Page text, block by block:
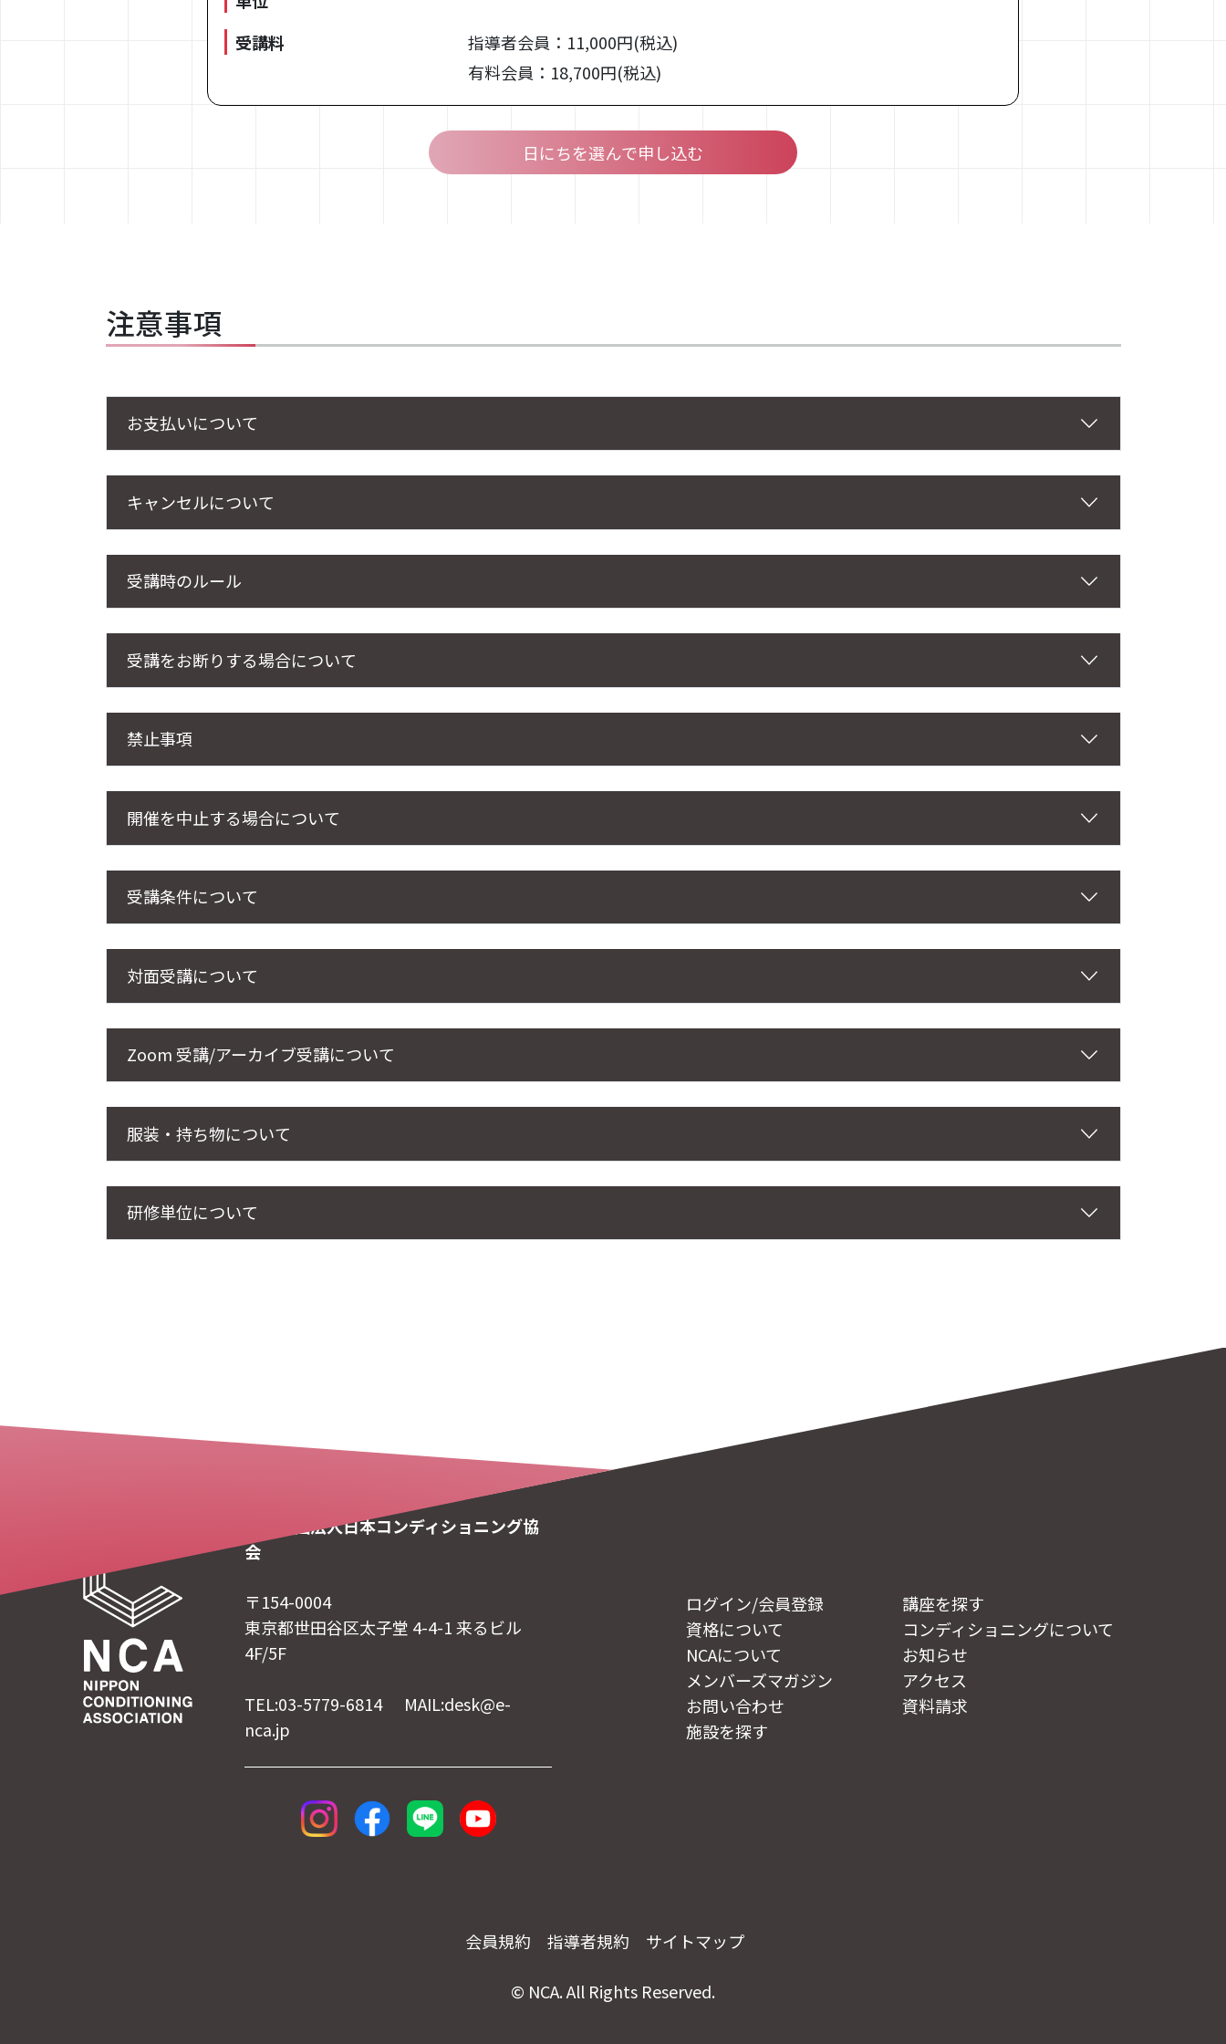
受講料
指導者会員：11,000円(税込)
有料会員：18,700円(税込)
日にちを選んで申し込む
注意事項
お支払いについて
キャンセルについて
受講時のルール
受講をお断りする場合について
禁止事項
開催を中止する場合について
受講条件について
対面受講について
Zoom 受講/アーカイブ受講について
服装・持ち物について
研修単位について
一般社団法人日本コンディショニング協
会
〒154-0004
東京都世田谷区太子堂 4-4-1 来るビル
4F/5F
TEL:03-5779-6814 MAIL:desk@e-
nca.jp
ログイン/会員登録
講座を探す
資格について
コンディショニングについて
NCAについて
お知らせ
メンバーズマガジン
アクセス
お問い合わせ
資料請求
施設を探す
会員規約 指導者規約 サイトマップ
© NCA. All Rights Reserved.